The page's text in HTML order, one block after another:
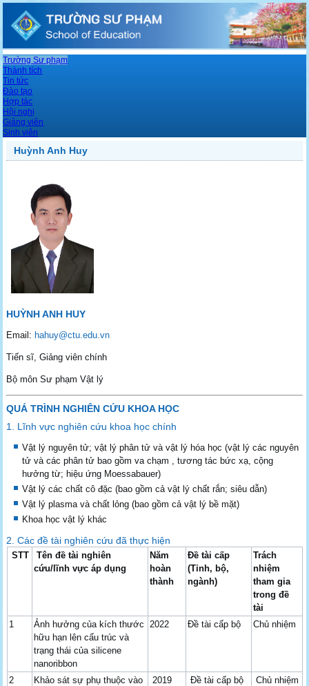
Trường Sư phạm
Thành tích
Tin tức
Đào tạo
Hợp tác
Hội nghị
Giảng viên
Sinh viên
Huỳnh Anh Huy
HUỲNH ANH HUY
Email: hahuy@ctu.edu.vn
Tiến sĩ, Giảng viên chính
Bộ môn Sư phạm Vật lý
QUÁ TRÌNH NGHIÊN CỨU KHOA HỌC
1. Lĩnh vực nghiên cứu khoa học chính
Vật lý nguyên tử; vật lý phân tử và vật lý hóa học (vật lý các nguyên
tử và các phân tử bao gồm va chạm , tương tác bức xạ, cộng
hưởng từ; hiệu ứng Moessabauer)
Vật lý các chất cô đặc (bao gồm cả vật lý chất rắn; siêu dẫn)
Vật lý plasma và chất lỏng (bao gồm cả vật lý bề mặt)
Khoa học vật lý khác
2. Các đề tài nghiên cứu đã thực hiện
STT
Tên đề tài nghiên
cứu/lĩnh vực áp dụng
Năm
hoàn
thành
Đề tài cấp
(Tỉnh, bộ,
ngành)
Trách
nhiệm
tham gia
trong đề
tài
1
Ảnh hưởng của kích thước
hữu hạn lên cấu trúc và
trạng thái của silicene
nanoribbon
2022 Đề tài cấp bộ Chủ nhiệm
2
Khảo sát sự phụ thuộc vào
2019 Đề tài cấp bộ Chủ nhiệm